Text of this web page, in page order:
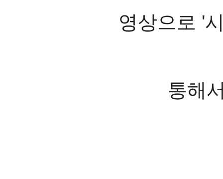
영상으로 '
통해